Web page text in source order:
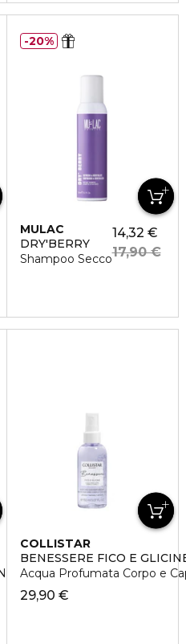
MULAC
DRY'BERRY
Shampoo Secco
14,32 €
17,90 €
20%
COLLISTAR
BENESSERE FICO E
Acqua Profumata Corpo e
29,90 €